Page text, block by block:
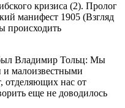
кризиса (2). Пролог
манифест 1905 (Взгляд
происходить
Владимир Тольц: Мы
и малоизвестными
отделяющих нас от
еще не доводилось